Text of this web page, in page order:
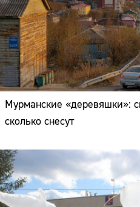
Мурманские «деревяшки»:
сколько снесут